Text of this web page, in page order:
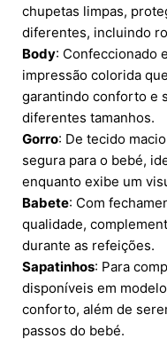
chupetas limpas,
diferentes, incluindo
Body: Confeccionado
impressão colorida
garantindo conforto e
diferentes tamanhos.
Gorro: De tecido
segura para o bebé,
enquanto exibe um
Babete: Com
qualidade,
durante as refeições.
Sapatinhos: Para
disponíveis em
conforto, além de
passos do bebé.